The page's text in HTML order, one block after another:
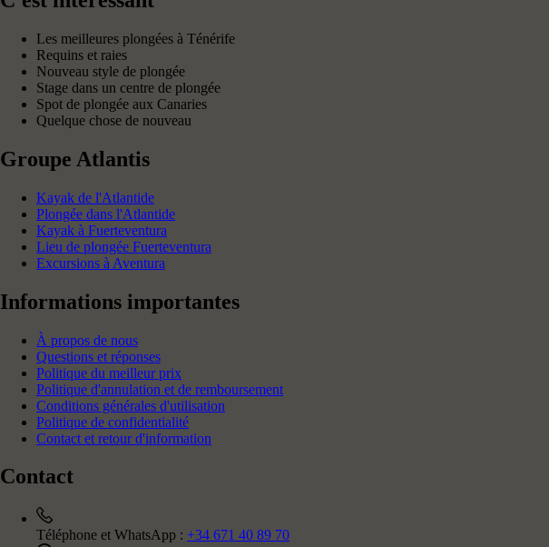
Les meilleures plongées à Ténérife
Requins et raies
Nouveau style de plongée
Stage dans un centre de plongée
Spot de plongée aux Canaries
Quelque chose de nouveau
Groupe Atlantis
Kayak de l'Atlantide
Plongée dans l'Atlantide
Kayak à Fuerteventura
Lieu de plongée Fuerteventura
Excursions à Aventura
Informations importantes
À propos de nous
Questions et réponses
Politique du meilleur prix
Politique d'annulation et de remboursement
Conditions générales d'utilisation
Politique de confidentialité
Contact et retour d'information
Contact
Téléphone et WhatsApp : +34 671 40 89 70